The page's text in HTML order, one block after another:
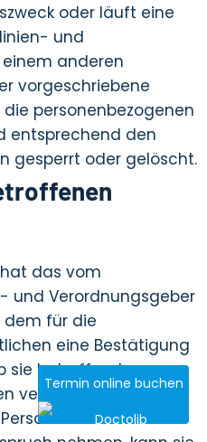
oder läuft eine
und
anderen
vorgeschriebene
personenbezogenen
entsprechend den
gesperrt oder gelöscht.
das vom
und Verordnungsgeber
dem für die
eine Bestätigung
sie betreffende
verarbeitet werden.
dieses
Termin online buchen